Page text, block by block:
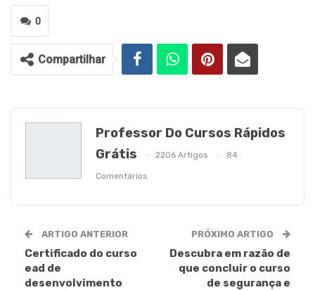
0
Compartilhar
Professor Do Cursos Rápidos
Grátis
2206 Artigos 84
Comentários
ARTIGO ANTERIOR
Certificado do curso
ead de
desenvolvimento
PRÓXIMO ARTIGO
Descubra em razão de
que concluir o curso
de segurança e